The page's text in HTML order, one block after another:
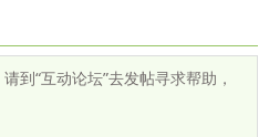
到“互动论坛”去发帖寻求帮助，